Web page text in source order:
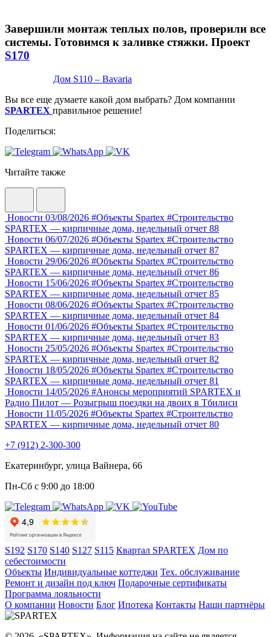
Завершили монтаж теплых полов, проверили все
системы. Готовимся к заливке стяжки. Проект
S170
Дом S110 – Bavaria
Вы все еще думаете какой дом выбрать? Дом компании
SPARTEX правильное решение!
Поделиться:
Читайте также
Новости 03/08/2026 #Объекты Spartex #Строительство
SPARTEX — кирпичные дома, недельный отчет 88
Новости 06/07/2026 #Объекты Spartex #Строительство
SPARTEX — кирпичные дома, недельный отчет 87
Новости 29/06/2026 #Объекты Spartex #Строительство
SPARTEX — кирпичные дома, недельный отчет 86
Новости 15/06/2026 #Объекты Spartex #Строительство
SPARTEX — кирпичные дома, недельный отчет 85
Новости 08/06/2026 #Объекты Spartex #Строительство
SPARTEX — кирпичные дома, недельный отчет 84
Новости 01/06/2026 #Объекты Spartex #Строительство
SPARTEX — кирпичные дома, недельный отчет 83
Новости 25/05/2026 #Объекты Spartex #Строительство
SPARTEX — кирпичные дома, недельный отчет 82
Новости 18/05/2026 #Объекты Spartex #Строительство
SPARTEX — кирпичные дома, недельный отчет 81
Новости 14/05/2026 #Анонсы мероприятий SPARTEX и
Радио Пилот — Розыгрыш поездки на двоих в Тбилиси
Новости 11/05/2026 #Объекты Spartex #Строительство
SPARTEX — кирпичные дома, недельный отчет 80
+7 (912) 2-300-300
Екатеринбург, улица Вайнера, 66
Пн-Сб с 9:00 до 18:00
S192 S170 S140 S127 S115 Квартал SPARTEX Дом по
себестоимости
Объекты Индивидуальные коттеджи Тех. обслуживание
Ремонт и дизайн под ключ Подарочные сертификаты
Программа лояльности
О компании Новости Блог Ипотека Контакты Наши партнёры